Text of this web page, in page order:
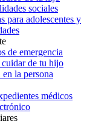
sociales
para adolescentes y
de emergencia
de tu hijo
la persona
médicos